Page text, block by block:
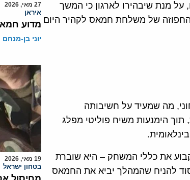
מנת שיבהירו לארגון כי המשך
החפוזה של משלחת חמאס לקהיר היום
מה שמעיד על חשיבותה
תוך הימנעות משיח פוליטי מפלג
את כללי המשחק – היא שוברת
להניח שהמהלך יביא את החמאס
27 מאי, 2026
איראן
מדוע
יוני בן-מנחם
19 מאי, 2026
בטחון ישראל